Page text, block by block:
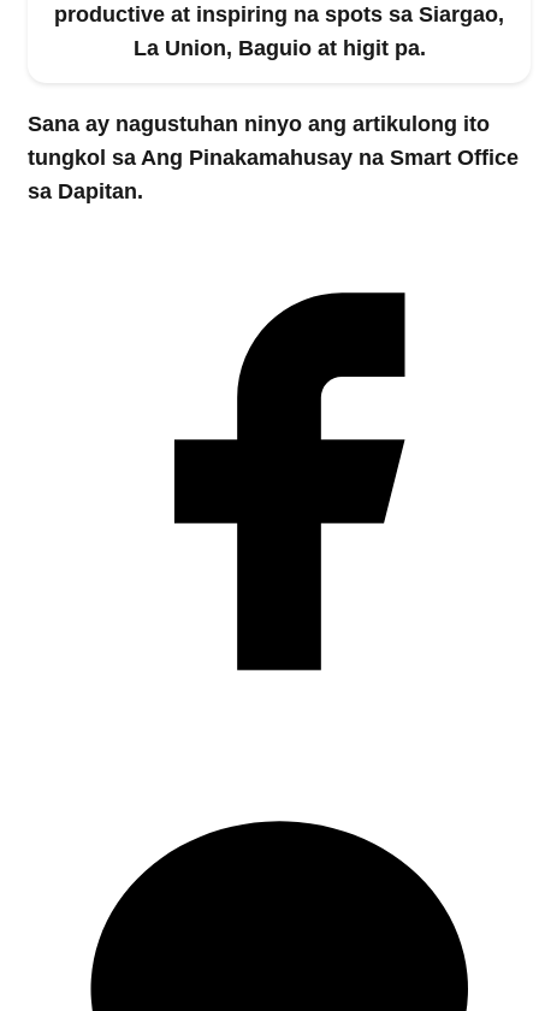
productive at inspiring na spots sa Siargao,
La Union, Baguio at higit pa.
Sana ay nagustuhan ninyo ang artikulong ito
tungkol sa Ang Pinakamahusay na Smart Office
sa Dapitan.